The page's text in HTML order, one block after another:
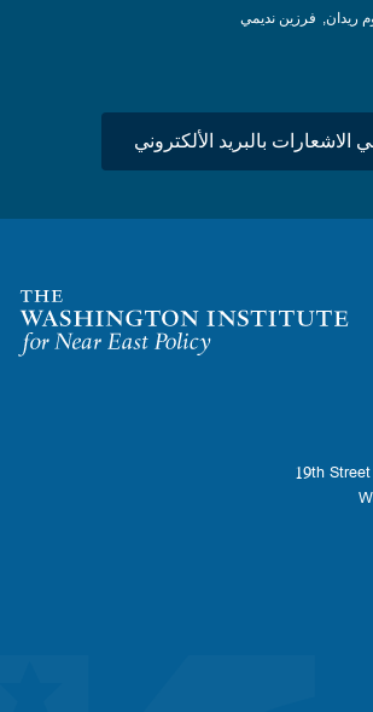
ريدان فرزين نديمي
الاشعارات بالبريد الألكتروني